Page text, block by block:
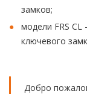
замков;
модели FRS CL
ключевого
Добро